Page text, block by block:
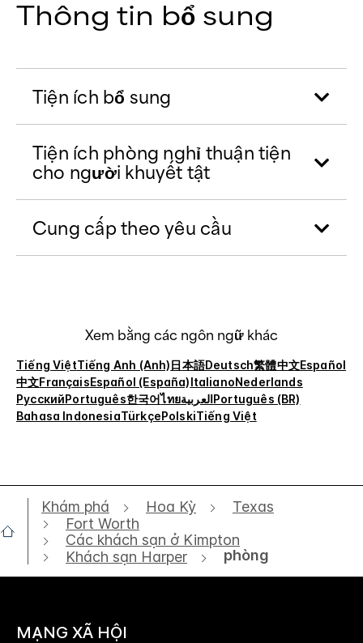
Thông tin bổ sung
Tiện ích bổ sung
Tiện ích phòng nghỉ thuận tiện
cho người khuyết tật
Cung cấp theo yêu cầu
Xem bằng các ngôn ngữ khác
Tiếng ViệtTiếng Anh (Anh)日本語Deutsch繁體中文Español
中文FrançaisEspañol (España)ItalianoNederlands
РусскийPortuguês한국어ไทยالعربيةPortuguês (BR)
Bahasa IndonesiaTürkçePolskiTiếng Việt
Khám phá Hoa Kỳ
Texas
Fort Worth
Các khách sạn ở Kimpton
Khách sạn Harper
phòng
MẠNG XÃ HỘI